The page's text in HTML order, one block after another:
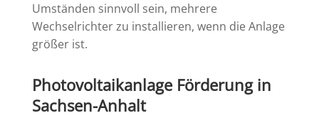
Umständen sinnvoll sein, mehrere
Wechselrichter zu installieren, wenn die Anlage
größer ist.
Photovoltaikanlage Förderung in
Sachsen-Anhalt